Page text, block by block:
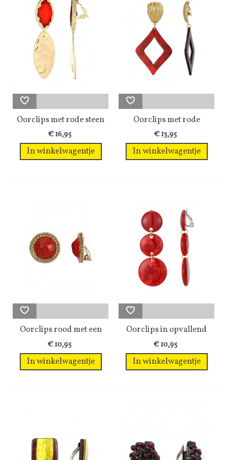
Oorclips met rode steen
en...
€ 16,95
In winkelwagentje
Oorclips met rode
hanger en...
€ 13,95
In winkelwagentje
Oorclips rood met een
bewerkte...
€ 10,95
In winkelwagentje
Oorclips in opvallend
rood met 3...
€ 10,95
In winkelwagentje